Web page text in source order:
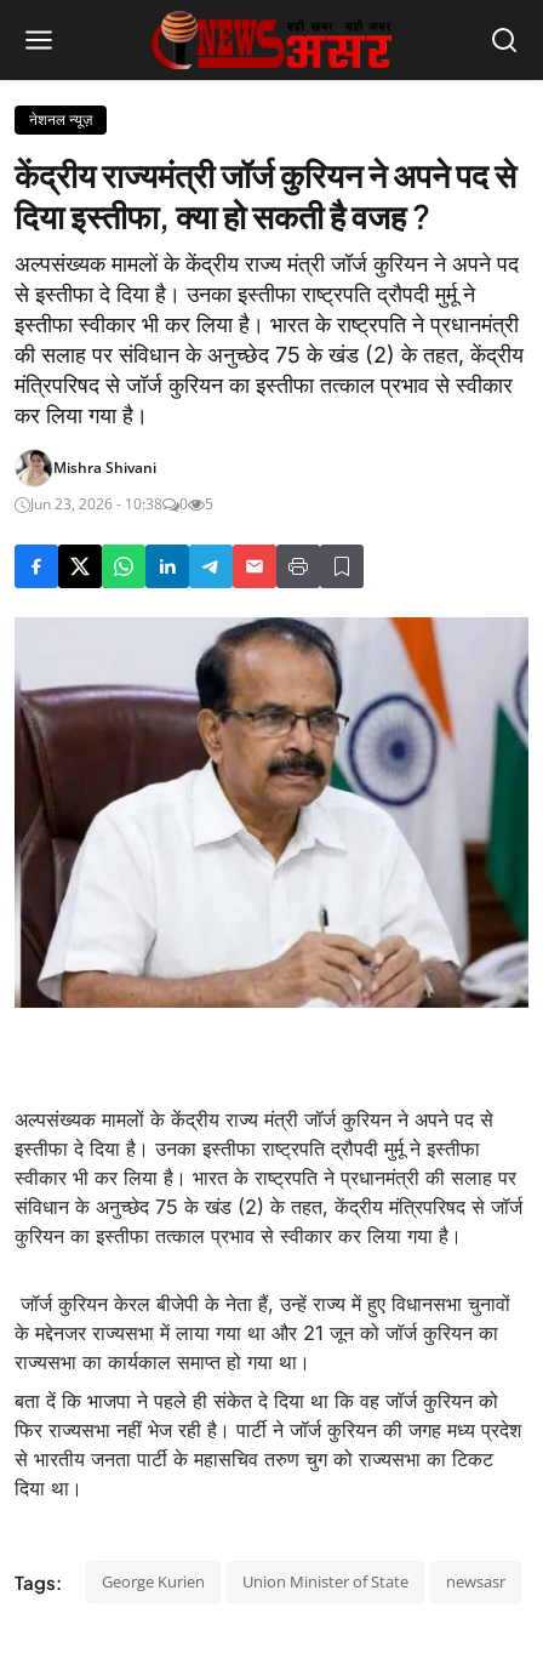
नेशनल न्यूज़
केंद्रीय राज्यमंत्री जॉर्ज कुरियन ने अपने पद से
दिया इस्तीफा, क्या हो सकती है वजह ?
अल्पसंख्यक मामलों के केंद्रीय राज्य मंत्री जॉर्ज कुरियन ने अपने पद
से इस्तीफा दे दिया है। उनका इस्तीफा राष्ट्रपति द्रौपदी मुर्मू ने
इस्तीफा स्वीकार भी कर लिया है। भारत के राष्ट्रपति ने प्रधानमंत्री
की सलाह पर संविधान के अनुच्छेद 75 के खंड (2) के तहत, केंद्रीय
मंत्रिपरिषद से जॉर्ज कुरियन का इस्तीफा तत्काल प्रभाव से स्वीकार
कर लिया गया है।
Mishra Shivani
Jun 23, 2026 - 10:38
0 5
अल्पसंख्यक मामलों के केंद्रीय राज्य मंत्री जॉर्ज कुरियन ने अपने पद से
इस्तीफा दे दिया है। उनका इस्तीफा राष्ट्रपति द्रौपदी मुर्मू ने इस्तीफा
स्वीकार भी कर लिया है। भारत के राष्ट्रपति ने प्रधानमंत्री की सलाह पर
संविधान के अनुच्छेद 75 के खंड (2) के तहत, केंद्रीय मंत्रिपरिषद से जॉर्ज
कुरियन का इस्तीफा तत्काल प्रभाव से स्वीकार कर लिया गया है।
जॉर्ज कुरियन केरल बीजेपी के नेता हैं, उन्हें राज्य में हुए विधानसभा चुनावों
के मद्देनजर राज्यसभा में लाया गया था और 21 जून को जॉर्ज कुरियन का
राज्यसभा का कार्यकाल समाप्‍त हो गया था।
बता दें कि भाजपा ने पहले ही संकेत दे दिया था कि वह जॉर्ज कुरियन को
फिर राज्‍यसभा नहीं भेज रही है। पार्टी ने जॉर्ज कुरियन की जगह मध्य प्रदेश
से भारतीय जनता पार्टी के महासचिव तरुण चुग को राज्यसभा का टिकट
दिया था।
Tags: George Kurien Union Minister of State newsasr